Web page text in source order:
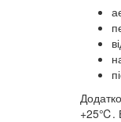
+25℃.